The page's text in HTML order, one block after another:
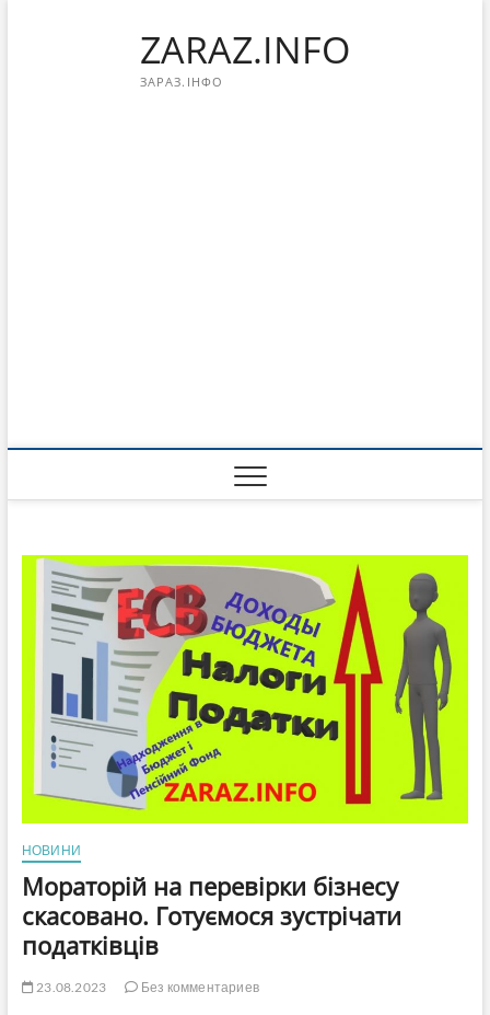
ZARAZ.INFO
ЗАРАЗ.ІНФО
НОВИНИ
Мораторій на перевірки бізнесу
скасовано. Готуємося зустрічати
податківців
23.08.2023 Без комментариев